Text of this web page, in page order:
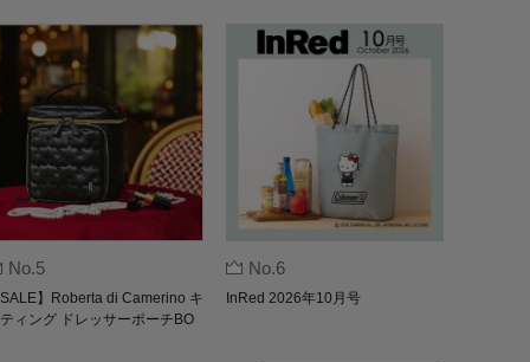
No.5
SALE】Roberta di Camerino キ
ィング ドレッサーポーチBO
No.6
InRed 2026年10月号